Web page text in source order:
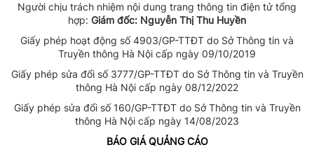
Người chịu trách nhiệm nội dung trang thông tin điện tử tổng
hợp: Giám đốc: Nguyễn Thị Thu Huyền
Giấy phép hoạt động số 4903/GP-TTĐT do Sở Thông tin và
Truyền thông Hà Nội cấp ngày 09/10/2019
Giấy phép sửa đổi số 3777/GP-TTĐT do Sở Thông tin và Truyền
thông Hà Nội cấp ngày 08/12/2022
Giấy phép sửa đổi số 160/GP-TTĐT do Sở Thông tin và Truyền
thông Hà Nội cấp ngày 14/08/2023
BÁO GIÁ QUẢNG CÁO